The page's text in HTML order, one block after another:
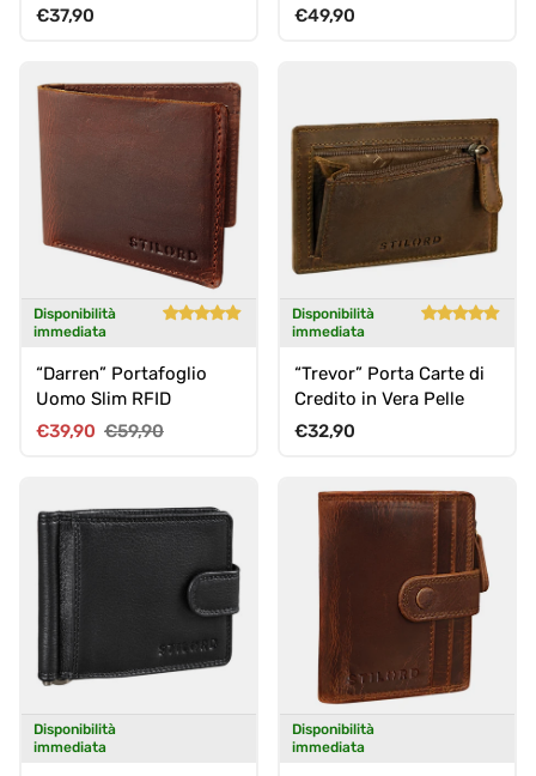
Prezzo normale
€37,90
Multifunzione Porta
Prezzo normale
€49,90
Disponibilità
immediata
“Darren” Portafoglio
Uomo Slim RFID
Prezzo di vendita
€39,90 Prezzo normale
€59,90
Disponibilità
immediata
“Trevor” Porta Carte di
Credito in Vera Pelle
Prezzo normale
€32,90
Disponibilità
immediata
Disponibilità
immediata